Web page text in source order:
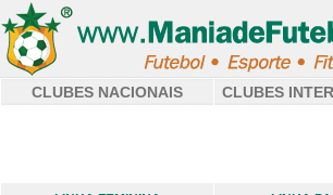
CLUBES NACIONAIS CLUBES